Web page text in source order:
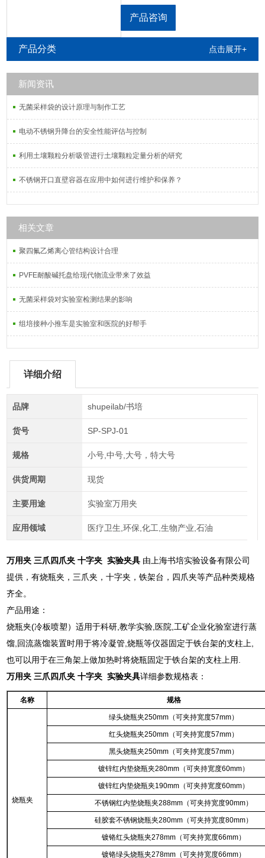
产品咨询
产品分类 点击展开+
新闻资讯
无菌采样袋的设计原理与制作工艺
电动不锈钢升降台的安全性能评估与控制
利用土壤颗粒分析吸管进行土壤颗粒定量分析的研究
不锈钢开口直壁容器在应用中如何进行维护和保养？
相关文章
聚四氟乙烯离心管结构设计合理
PVFE耐酸碱托盘给现代物流业带来了效益
无菌采样袋对实验室检测结果的影响
组培接种小推车是实验室和医院的好帮手
详细介绍
品牌 shupeilab/书培
货号 SP-SPJ-01
规格 小号,中号,大号，特大号
供货周期 现货
主要用途 实验室万用夹
应用领域 医疗卫生,环保,化工,生物产业,石油
万用夹 三爪四爪夹 十字夹 实验夹具 由上海书培实验设备有限公司
提供，有烧瓶夹，三爪夹，十字夹，铁架台，四爪夹等产品种类规格
齐全。
产品用途：
烧瓶夹(冷板喷塑）适用于科研,教学实验,医院,工矿企业化验室进行蒸
馏,回流蒸馏装置时用于将冷凝管,烧瓶等仪器固定于铁台架的支柱上,
也可以用于在三角架上做加热时将烧瓶固定于铁台架的支柱上用.
万用夹 三爪四爪夹 十字夹 实验夹具详细参数规格表：
名称 规格
烧瓶夹
绿头烧瓶夹250mm（可夹持宽度57mm）
红头烧瓶夹250mm（可夹持宽度57mm）
黑头烧瓶夹250mm（可夹持宽度57mm）
镀锌红内垫烧瓶夹280mm（可夹持宽度60mm）
镀锌红内垫烧瓶夹190mm（可夹持宽度60mm）
不锈钢红内垫烧瓶夹288mm（可夹持宽度90mm）
硅胶套不锈钢烧瓶夹280mm（可夹持宽度80mm）
镀铬红头烧瓶夹278mm（可夹持宽度66mm）
镀铬绿头烧瓶夹278mm（可夹持宽度66mm）